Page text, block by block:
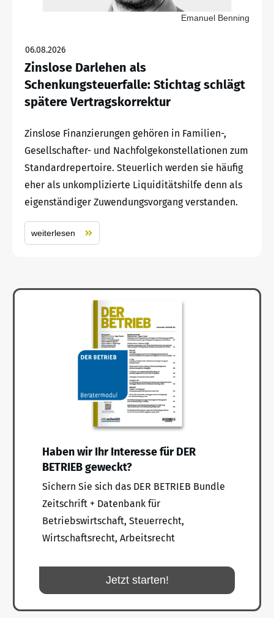
Emanuel Benning
06.08.2026
Zinslose Darlehen als
Schenkungsteuerfalle: Stichtag schlägt
spätere Vertragskorrektur
Zinslose Finanzierungen gehören in Familien-,
Gesellschafter- und Nachfolgekonstellationen zum
Standardrepertoire. Steuerlich werden sie häufig
eher als unkomplizierte Liquiditätshilfe denn als
eigenständiger Zuwendungsvorgang verstanden.
weiterlesen
Haben wir Ihr Interesse für DER
BETRIEB geweckt?
Sichern Sie sich das DER BETRIEB Bundle
Zeitschrift + Datenbank für
Betriebswirtschaft, Steuerrecht,
Wirtschaftsrecht, Arbeitsrecht
Jetzt starten!